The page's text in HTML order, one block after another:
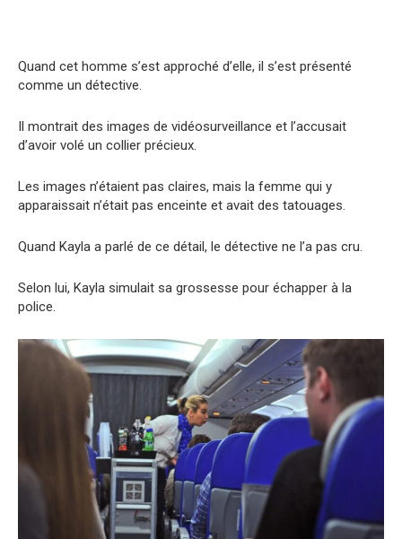
Quand cet homme s’est approché d’elle, il s’est présenté
comme un détective.
Il montrait des images de vidéosurveillance et l’accusait
d’avoir volé un collier précieux.
Les images n’étaient pas claires, mais la femme qui y
apparaissait n’était pas enceinte et avait des tatouages.
Quand Kayla a parlé de ce détail, le détective ne l’a pas cru.
Selon lui, Kayla simulait sa grossesse pour échapper à la
police.